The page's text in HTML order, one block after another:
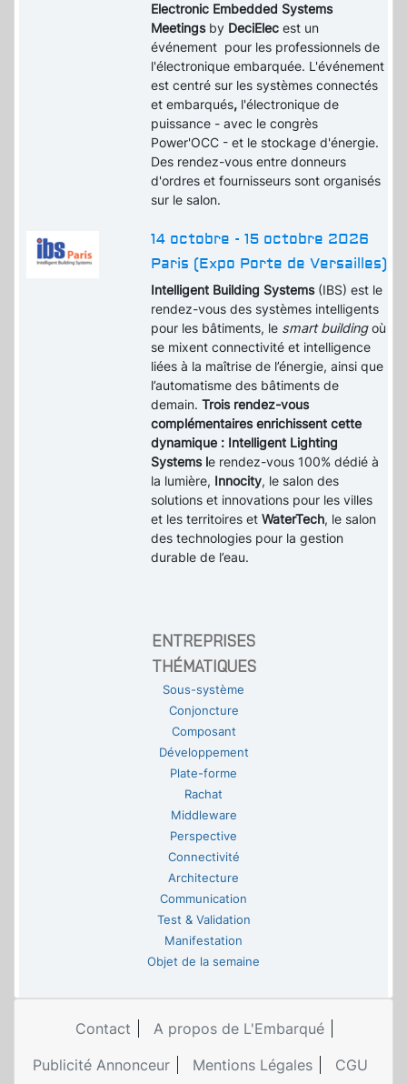
Electronic Embedded Systems
Meetingsby DeciElecest un
événement pour les professionnels de
l'électronique embarquée. L'événement
est centré sur les systèmes connectés
et embarqués, l'électronique de
puissance - avec le congrès
Power'OCC - et le stockage d'énergie.
Des rendez-vous entre donneurs
d'ordres et fournisseurs sont organisés
sur le salon.
14 octobre - 15 octobre 2026
Paris (Expo Porte de Versailles)
Intelligent Building Systems(IBS) est le
rendez-vous des systèmes intelligents
pour les bâtiments, le smart buildingoù
se mixent connectivité et intelligence
liées à la maîtrise de l’énergie, ainsi que
l’automatisme des bâtiments de
demain.Trois rendez-vous
complémentaires enrichissent cette
dynamique : Intelligent Lighting
Systems le rendez-vous 100% dédié à
la lumière, Innocity, le salon des
solutions et innovations pour les villes
et les territoires etWaterTech, le salon
des technologies pour la gestion
durable de l’eau.
ENTREPRISES
THÉMATIQUES
Sous-système
Conjoncture
Composant
Développement
Plate-forme
Rachat
Middleware
Perspective
Connectivité
Architecture
Communication
Test & Validation
Manifestation
Objet de la semaine
Contact
A propos de L'Embarqué
Publicité Annonceur
Mentions Légales CGU